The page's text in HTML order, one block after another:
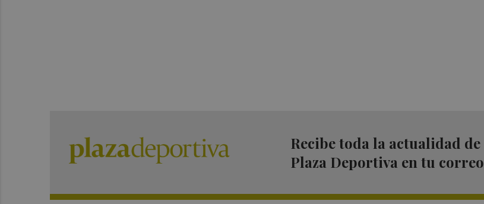
Recibe toda la actualidad de
Plaza Deportiva en tu correo